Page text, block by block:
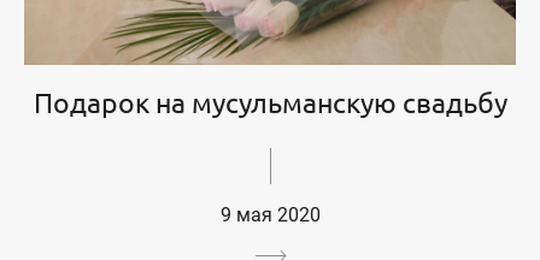
Подарок на мусульманскую свадьбу
9 мая 2020